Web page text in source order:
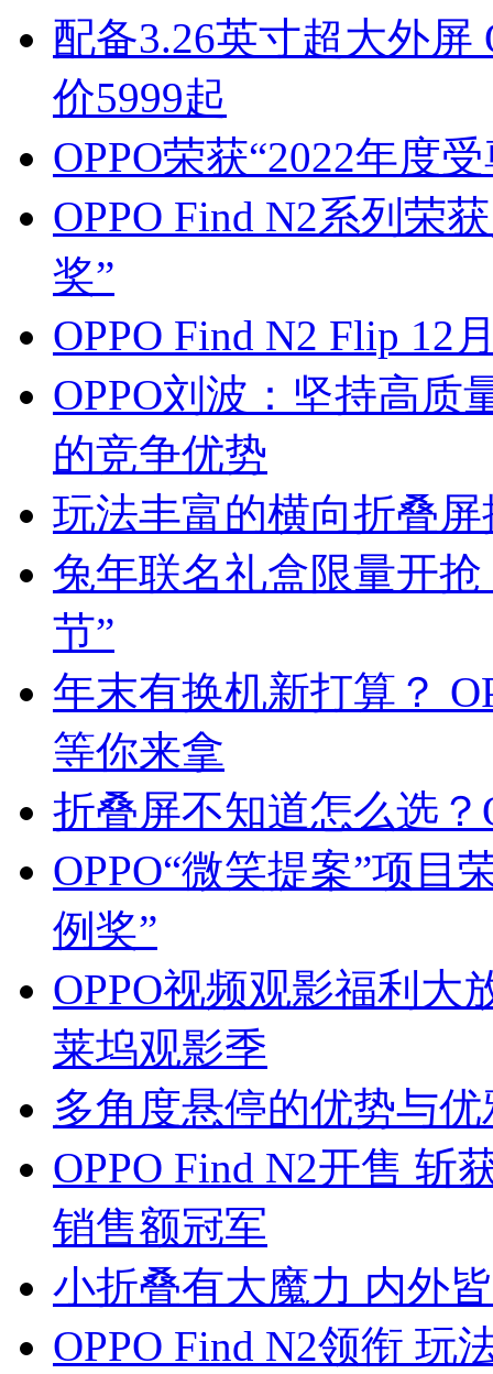
配备3.26英寸超大外屏
价5999起
OPPO荣获“2022年度
OPPO Find N2系列荣
奖”
OPPO Find N2 Flip 12
OPPO刘波：坚持高质
的竞争优势
玩法丰富的横向折叠
兔年联名礼盒限量开抢
节”
年末有换机新打算？
等你来拿
折叠屏不知道怎么选？
OPPO“微笑提案”项目
例奖”
OPPO视频观影福利大
莱坞观影季
多角度悬停的优势与优
OPPO Find N2开售 斩
销售额冠军
小折叠有大魔力 内外
OPPO Find N2领衔 玩